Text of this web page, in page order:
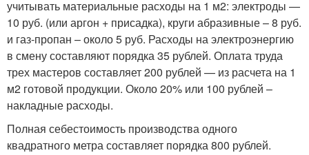
учитывать материальные расходы на 1 м2: электроды —
10 руб. (или аргон + присадка), круги абразивные – 8 руб.
и газ-пропан – около 5 руб. Расходы на электроэнергию
в смену составляют порядка 35 рублей. Оплата труда
трех мастеров составляет 200 рублей — из расчета на 1
м2 готовой продукции. Около 20% или 100 рублей –
накладные расходы.
Полная себестоимость производства одного
квадратного метра составляет порядка 800 рублей.